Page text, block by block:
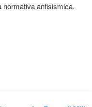
normativa antisismica.